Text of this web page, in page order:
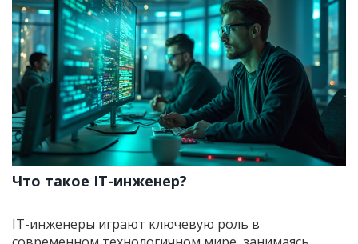
Что такое IT-инженер?
IT-инженеры играют ключевую роль в